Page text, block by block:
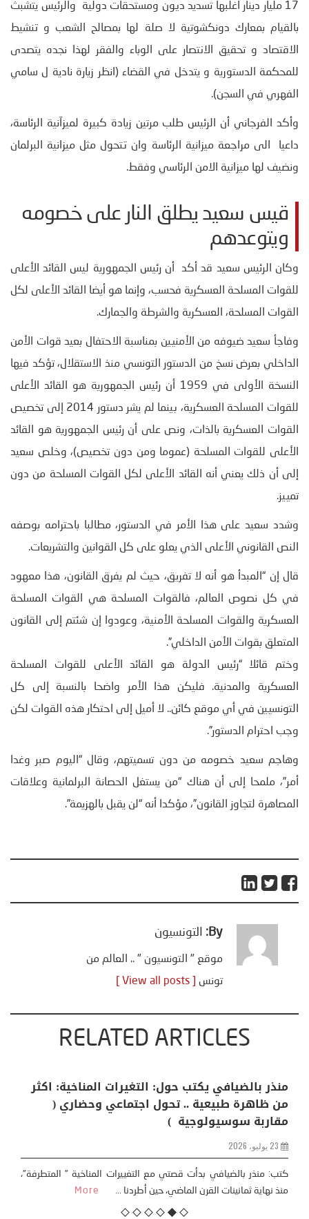
17 مليار دينار اغلبها تسديد ديون ومستحقات دولية والرئيس يتشبث
بالقيام بمعارك دونكشوتية لا صلة لها بمصالح الشعب و تنشيط
الاقتصاد و تحقيق الانتصار على الوباء والفقر لهذا نجده يتصدى
للمحكمة الدستورية و يتدخل في القضاء (انظر زيارة نادية ل سامي
الفهري في السجن).
وأكد الفرجاني أن الرئيس طلب مرتين زيادة كبيرة لميزآنية الرئاسة،
داعيا الى مراجعة ميزانية الرئاسة وان تتحول مثل ميزانية البرلمان
ونضيف لها ميزانية الامن الرئاسي وفقط.
قيس سعيد يطلق النار على خصومه
ويتوعدهم
وكان الرئيس سعيد قد أكد أن رئيس الجمهورية ليس القائد الأعلى
للقوات المسلحة العسكرية فحسب، وإنما هو أيضا القائد الأعلى لكل
القوات المسلحة، العسكرية والشرطة والجمارك.
وفاجأ سعيد ضيوفه من الأمنيين بمناسبة الاحتفال بعيد قوات الأمن
الداخلي بعرض نسخ من الدستور التونسي منذ الاستقلال، تؤكد فيها
النسخة الأولى في 1959 أن رئيس الجمهورية هو القائد الأعلى
للقوات المسلحة العسكرية، بينما لم يشر دستور 2014 إلى تخصيص
القوات العسكرية بالذات، ونص على أن رئيس الجمهورية هو القائد
الأعلى للقوات المسلحة (عموما ومن دون تخصيص)، وخلص سعيد
إلى أن ذلك يعني أنه القائد الأعلى لكل القوات المسلحة من دون
تمييز.
وشدد سعيد على هذا الأمر في الدستور، مطالبا باحترامه بوصفه
النص القانوني الأعلى الذي يعلو على كل القوانين والتشريعات.
قال إن “المبدأ هو أنه لا تفريق، حيث لم يفرق القانون، هذا معهود
في كل نصوص العالم، فالقوات المسلحة هي القوات المسلحة
العسكرية والقوات المسلحة الأمنية، وعودوا إن شئتم إلى القانون
المتعلق بقوات الأمن الداخلي”.
وختم قائلا “رئيس الدولة هو القائد الأعلى للقوات المسلحة
العسكرية والمدنية. فليكن هذا الأمر واضحا بالنسبة إلى كل
التونسيين في أي موقع كائن.. لا أميل إلى احتكار هذه القوات لكن
وجب احترام الدستور”.
وهاجم سعيد خصومه من دون تسميتهم، وقال “اليوم صبر وغدا
أمر”، ملمحا إلى أن هناك “من يستغل الحصانة البرلمانية وعلاقات
المصاهرة لتجاوز القانون”، مؤكدا أنه “لن يقبل بالهزيمة”.
By: التونسيون
موقع " التونسيون " .. العالم من
تونس
RELATED ARTICLES
منذر بالضيافي يكتب حول: التغيرات المناخية: اكثر
من ظاهرة طبيعية .. تحول اجتماعي وحضاري (
مقاربة سوسيولوجية )
23 يوليو، 2026
كتب: منذر بالضيافي بدأت قصتي مع التغييرات المناخية ” المتطرفة”،
منذ نهاية ثمانينات القرن الماضي، حين أطردنا ...
More